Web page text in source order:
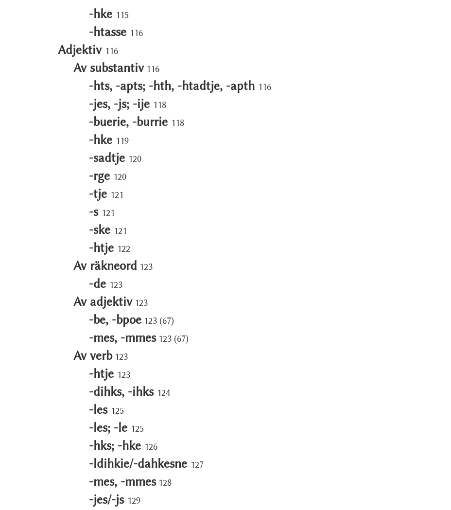
-hke 115
-htasse 116
Adjektiv 116
Av substantiv116
-hts, -apts; -hth, -htadtje, -apth 116
-jes, -js; -ije 118
-buerie, -burrie 118
-hke 119
-sadtje 120
-rge 120
-tje 121
-s 121
-ske 121
-htje 122
Av räkneord 123
-de 123
Av adjektiv123
-be, -bpoe 123 (67)
-mes, -mmes123 (67)
Av verb123
-htje 123
-dihks, -ihks 124
-les 125
-les; -le 125
-hks; -hke 126
-ldihkie/-dahkesne 127
-mes, -mmes128
-jes/-js 129